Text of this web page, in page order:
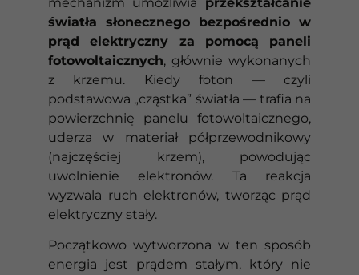
światła słonecznego bezpośrednio w
prąd elektryczny za pomocą paneli
fotowoltaicznych, głównie wykonanych
z krzemu. Kiedy foton — czyli
podstawowa „cząstka” światła — trafia na
powierzchnię panelu fotowoltaicznego,
uderza w materiał półprzewodnikowy
(najczęściej krzem), powodując
uwolnienie elektronów. Ta reakcja
wyzwala ruch elektronów, tworząc prąd
elektryczny stały.
Początkowo wytworzona w ten sposób
energia jest prądem stałym, który nie